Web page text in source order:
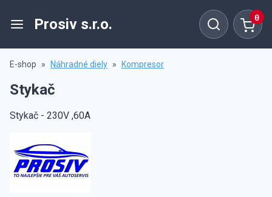
Prosiv s.r.o. 0
E-shop » Náhradné diely » Kompresor
Stykač
Stykač - 230V ,60A